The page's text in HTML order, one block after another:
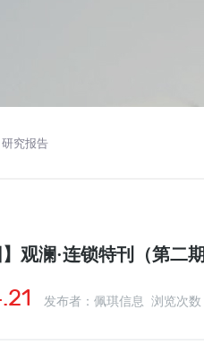
研究报告
】观澜·连锁特刊（第二
发布者：佩琪信息 浏览次数